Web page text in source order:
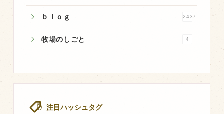
ｂｌｏｇ 2437
牧場のしごと 4
注目ハッシュタグ